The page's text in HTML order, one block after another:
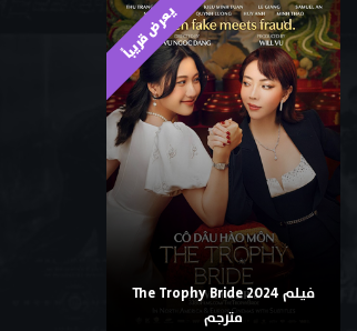
يعرض قريباً
فيلم The Trophy Bride 2024
مترجم